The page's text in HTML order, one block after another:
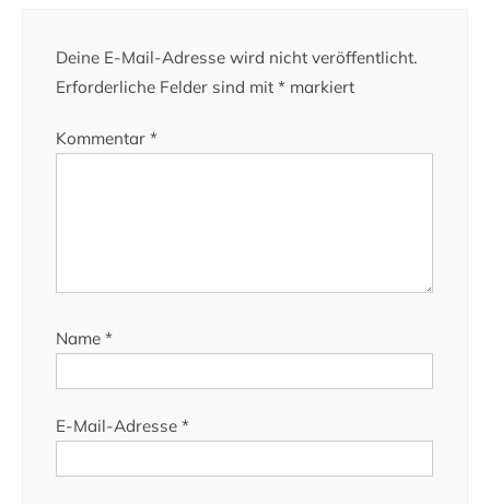
Deine E-Mail-Adresse wird nicht veröffentlicht.
Erforderliche Felder sind mit * markiert
Kommentar *
Name *
E-Mail-Adresse *